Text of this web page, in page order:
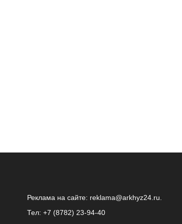
Реклама на сайте: reklama@arkhyz24.ru
Тел: +7 (8782) 23‑94‑40